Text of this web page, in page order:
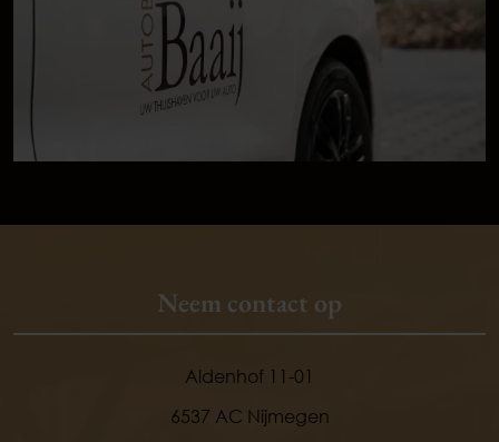
Neem contact op
Aldenhof 11-01
6537 AC Nijmegen